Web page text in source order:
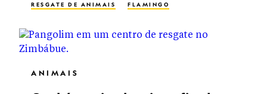
RESGATE DE ANIMAIS
FLAMINGO
ANIMAIS